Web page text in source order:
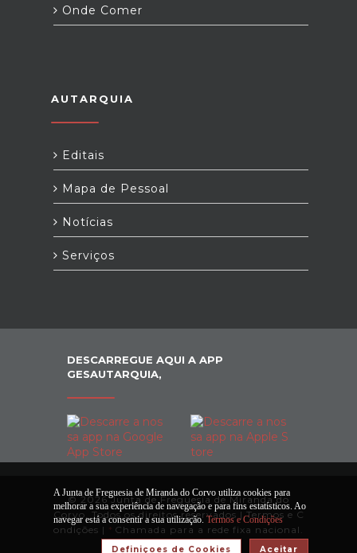
Onde Comer
AUTARQUIA
Editais
Mapa de Pessoal
Notícias
Serviços
DESCARREGUE AQUI A APP
GESAUTARQUIA,
© 2026 Junta de Freguesia de Miranda do
Corvo. Todos os direitos reservados |Termos e C
ondições | * Chamada para a rede fixa nacional.
A Junta de Freguesia de Miranda do Corvo utiliza cookies para
melhorar a sua experiência de navegação e para fins estatísticos. Ao
navegar está a consentir a sua utilização. Termos e Condições
Aceitar
Definiçoes de Cookies